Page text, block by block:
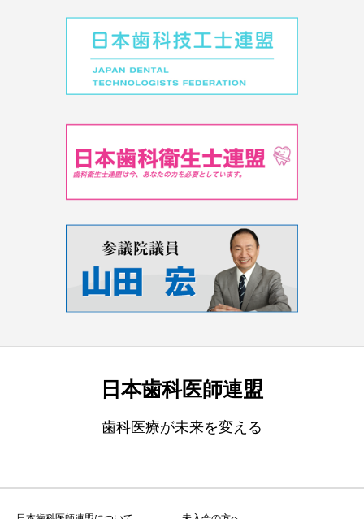
日本歯科医師連盟
歯科医療が未来を変える